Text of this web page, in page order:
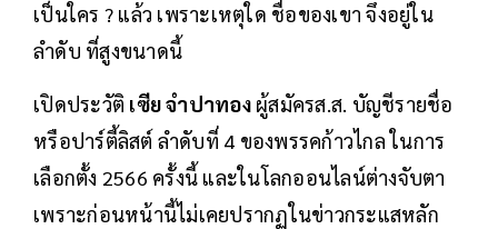
เป็นใคร ? แล้ว เพราะเหตุใด ชื่อของเขา จึงอยู่ใน
ลำดับ ที่สูงขนาดนี้
เปิดประวัติ เซีย จำปาทอง ผู้สมัครส.ส. บัญชีรายชื่อ
หรือปาร์ตี้ลิสต์ ลำดับที่ 4 ของพรรคก้าวไกล ในการ
เลือกตั้ง 2566 ครั้งนี้ และในโลกออนไลน์ต่างจับตา
เพราะก่อนหน้านี้ไม่เคยปรากฏในข่าวกระแสหลัก